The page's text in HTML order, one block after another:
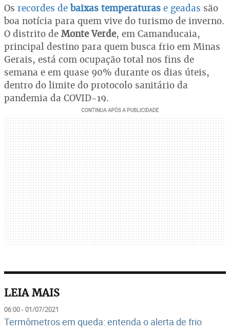
Os recordes de baixas temperaturas e geadas são
boa notícia para quem vive do turismo de inverno.
O distrito de Monte Verde, em Camanducaia,
principal destino para quem busca frio em Minas
Gerais, está com ocupação total nos fins de
semana e em quase 90% durante os dias úteis,
dentro do limite do protocolo sanitário da
pandemia da COVID-19.
LEIA MAIS
06:00 - 01/07/2021
Termômetros em queda: entenda o alerta de frio